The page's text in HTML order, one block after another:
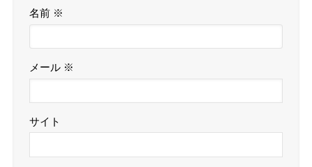
名前 ※
メール ※
サイト